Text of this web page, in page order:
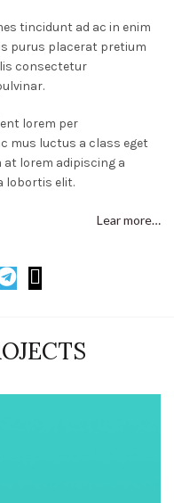
tincidunt ad ac in enim
purus placerat pretium
consectetur
lorem per
mus luctus a class eget
at lorem adipiscing a
lobortis elit.
Lear more…